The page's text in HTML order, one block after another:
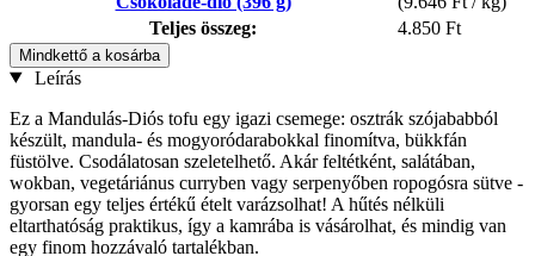
Teljes összeg:
4.850 Ft
Mindkettő a kosárba
Leírás
Ez a Mandulás-Diós tofu egy igazi csemege: osztrák szójababból
készült, mandula- és mogyoródarabokkal finomítva, bükkfán
füstölve. Csodálatosan szeletelhető. Akár feltétként, salátában,
wokban, vegetáriánus curryben vagy serpenyőben ropogósra sütve -
gyorsan egy teljes értékű ételt varázsolhat! A hűtés nélküli
eltarthatóság praktikus, így a kamrába is vásárolhat, és mindig van
egy finom hozzávaló tartalékban.